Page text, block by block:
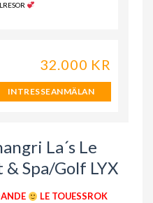
32.000 KR
INTRESSEANMÄLAN
La´s Le
& Spa/Golf LYX
LE TOUESSROK